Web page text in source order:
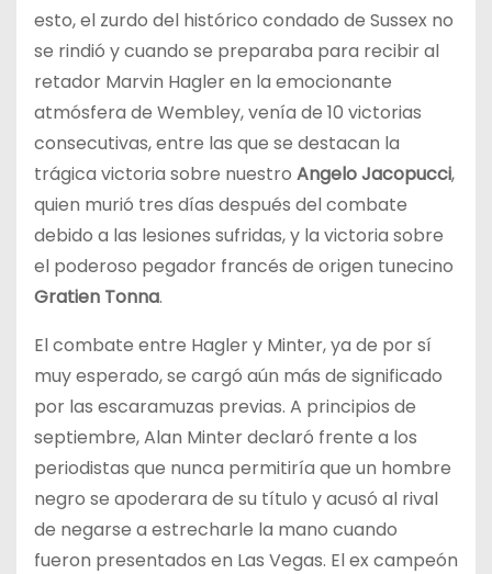
esto, el zurdo del histórico condado de Sussex no
se rindió y cuando se preparaba para recibir al
retador Marvin Hagler en la emocionante
atmósfera de Wembley, venía de 10 victorias
consecutivas, entre las que se destacan la
trágica victoria sobre nuestro Angelo Jacopucci,
quien murió tres días después del combate
debido a las lesiones sufridas, y la victoria sobre
el poderoso pegador francés de origen tunecino
Gratien Tonna.
El combate entre Hagler y Minter, ya de por sí
muy esperado, se cargó aún más de significado
por las escaramuzas previas. A principios de
septiembre, Alan Minter declaró frente a los
periodistas que nunca permitiría que un hombre
negro se apoderara de su título y acusó al rival
de negarse a estrecharle la mano cuando
fueron presentados en Las Vegas. El ex campeón